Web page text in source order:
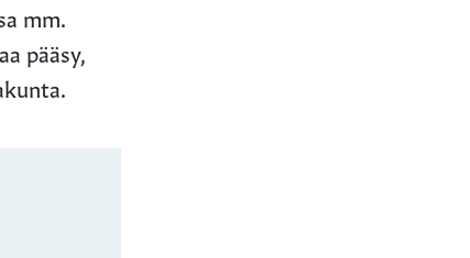
mm.
pääsy,